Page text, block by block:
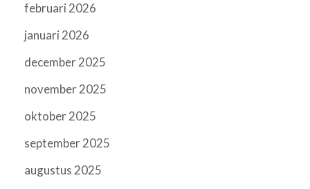
februari 2026
januari 2026
december 2025
november 2025
oktober 2025
september 2025
augustus 2025